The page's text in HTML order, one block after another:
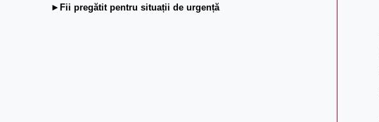
►Fii pregătit pentru situații de urgență